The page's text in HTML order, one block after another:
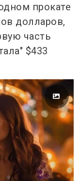
прокате
долларов,
часть
$433